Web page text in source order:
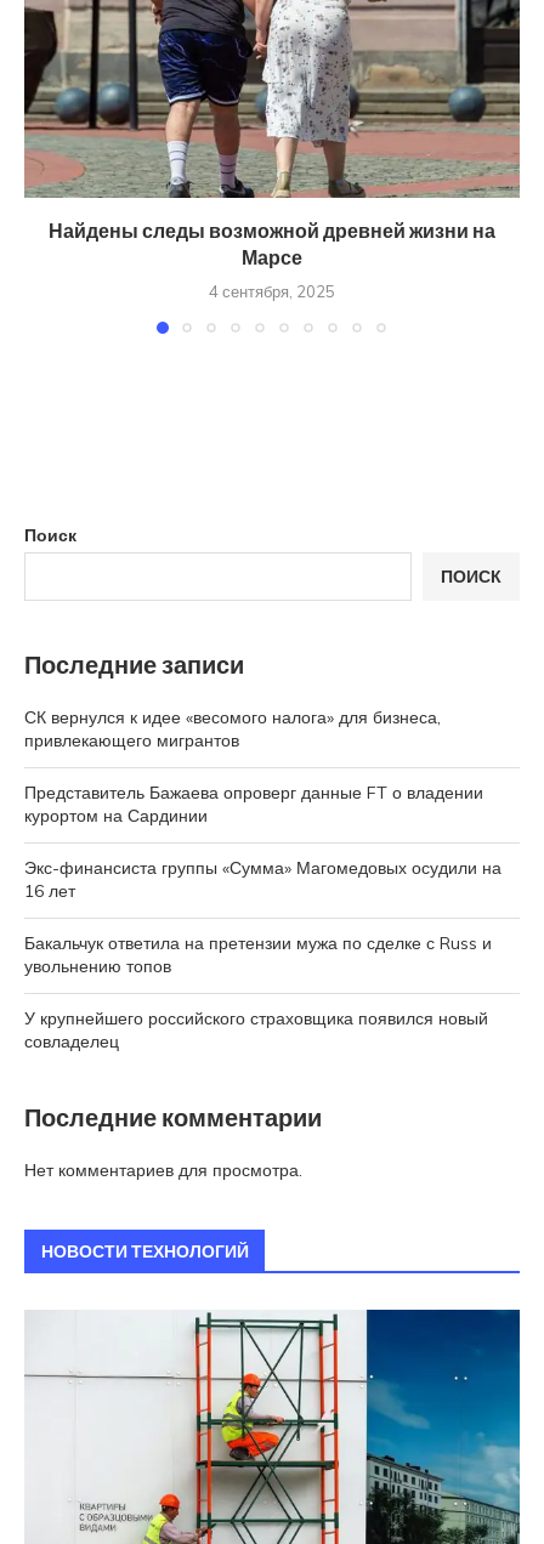
Найдены следы возможной древней жизни на
Марсе
4 сентября, 2025
Поиск
ПОИСК
Последние записи
СК вернулся к идее «весомого налога» для бизнеса,
привлекающего мигрантов
Представитель Бажаева опроверг данные FT о владении
курортом на Сардинии
Экс-финансиста группы «Сумма» Магомедовых осудили на
16 лет
Бакальчук ответила на претензии мужа по сделке с Russ и
увольнению топов
У крупнейшего российского страховщика появился новый
совладелец
Последние комментарии
Нет комментариев для просмотра.
НОВОСТИ ТЕХНОЛОГИЙ